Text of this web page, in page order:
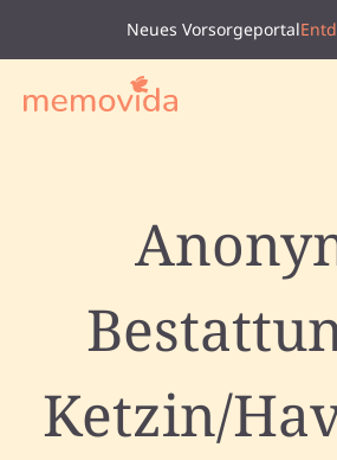
Neues Vorsorgeportal
Ketzin/